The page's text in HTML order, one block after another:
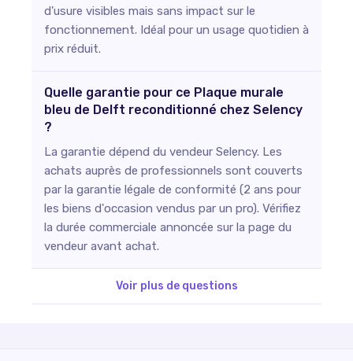
d'usure visibles mais sans impact sur le
fonctionnement. Idéal pour un usage quotidien à
prix réduit.
Quelle garantie pour ce Plaque murale
bleu de Delft reconditionné chez Selency
?
La garantie dépend du vendeur Selency. Les
achats auprès de professionnels sont couverts
par la garantie légale de conformité (2 ans pour
les biens d'occasion vendus par un pro). Vérifiez
la durée commerciale annoncée sur la page du
vendeur avant achat.
Voir plus de questions